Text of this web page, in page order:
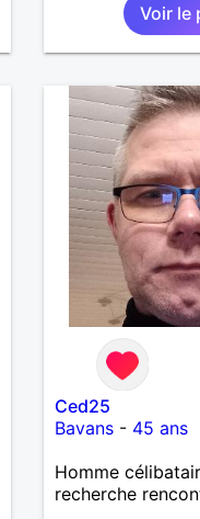
Voir le
Ced25
Bavans- 45 ans
Homme
recherche